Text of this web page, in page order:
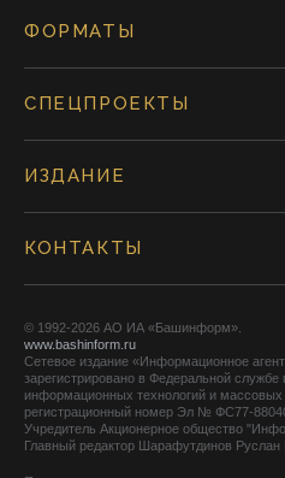
ФОРМАТЫ
СПЕЦПРОЕКТЫ
ИЗДАНИЕ
КОНТАКТЫ
© 1992-2026 АО ИА «Башинформ».
www.bashinform.ru
Сетевое издание «Информационное
зарегистрировано в Федеральной службе
информационных технологий и
регистрационный номер Эл № ФС77-
Учредитель Акционерное общество
Главный редактор Шарафутдинов Руслан